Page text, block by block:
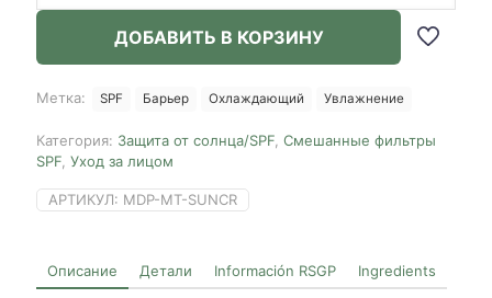
Описание Детали Información RSGP Ingredients
Acid
Fit
Cream,
50g
ДОБАВИТЬ В КОРЗИНУ
Метка: SPF Барьер Охлаждающий Увлажнение
Категория: Защита от солнца/SPF Смешанные фильтры
SPF Уход за лицом
АРТИКУЛ: MDP-MT-SUNCR